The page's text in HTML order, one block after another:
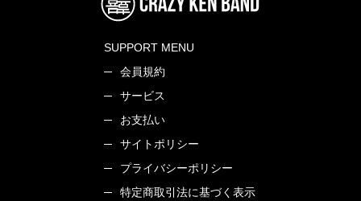
SUPPORT MENU
会員規約
サービス
お支払い
サイトポリシー
プライバシーポリシー
特定商取引法に基づく表示